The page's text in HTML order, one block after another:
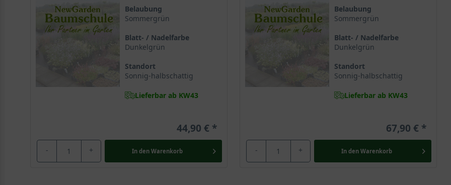
Belaubung
Sommergrün
Blatt- / Nadelfarbe
Dunkelgrün
Standort
Sonnig-halbschattig
Lieferbar ab KW43
44,90 €
- + In den Warenkorb
Belaubung
Sommergrün
Blatt- / Nadelfarbe
Dunkelgrün
Standort
Sonnig-halbschattig
Lieferbar ab KW43
67,90 €
- + In den Warenkorb